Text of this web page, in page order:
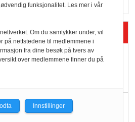
i praksis
flaggskip
opprettholdes
funksjonalitet. Les mer i vår
Om du samtykker under, vil
på nettstedene til medlemmene i
fra dine besøk på tvers av
over medlemmene finner du på
Innstillinger